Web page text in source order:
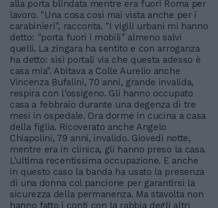
alla porta blindata mentre era fuori Roma per
lavoro. "Una cosa così mai vista anche per i
carabinieri", racconta. "I vigili urbani mi hanno
detto: "porta fuori i mobili" almeno salvi
quelli. La zingara ha sentito e con arroganza
ha detto: sìsì portali via che questa adesso è
casa mia". Abitava a Colle Aurelio anche
Vincenza Bufalini, 70 anni, grande invalida,
respira con l'ossigeno. Gli hanno occupato
casa a febbraio durante una degenza di tre
mesi in ospedale. Ora dorme in cucina a casa
della figlia. Ricoverato anche Angelo
Chiapolini, 79 anni, invalido. Giovedì notte,
mentre era in clinica, gli hanno preso la casa.
L'ultima recentissima occupazione. E anche
in questo caso la banda ha usato la presenza
di una donna col pancione per garantirsi la
sicurezza della permanenza. Ma stavolta non
hanno fatto i conti con la rabbia degli altri